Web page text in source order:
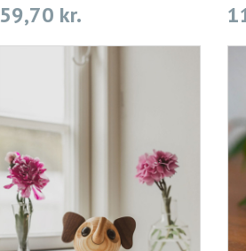
59,70 kr.